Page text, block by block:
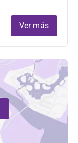
Ver más